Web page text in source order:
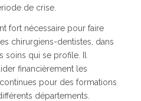
de crise.
fort nécessaire pour faire
chirurgiens-dentistes, dans
soins qui se profile. Il
financièrement les
pour des formations
départements.